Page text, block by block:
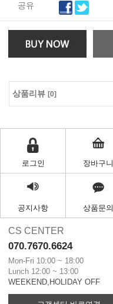
공유
상품리뷰 [0]
로그인 장바구니
공지사항 상품문의
CS CENTER
070.7670.6624
Mon-Fri 10:00 ~ 18:00
Lunch 12:00 ~ 13:00
WEEKEND,HOLIDAY OFF